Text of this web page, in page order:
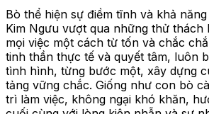
Bò thể hiện sự điềm tĩnh và khả
Kim Ngưu vượt qua những thử thách
mọi việc một cách từ tốn và chắc
tinh thần thực tế và quyết tâm, luôn
tình hình, từng bước một, xây dựng
tảng vững chắc. Giống như con bò
trì làm việc, không ngại khó khăn,